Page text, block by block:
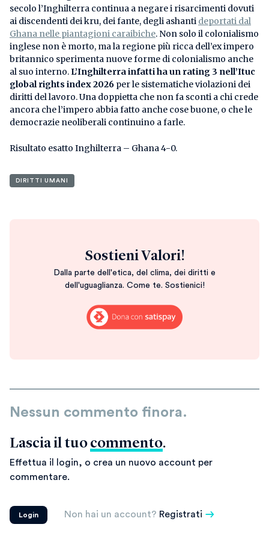
secolo l’Inghilterra continua a negare i risarcimenti dovuti
ai discendenti dei kru, dei fante, degli ashanti deportati dal
Ghana nelle piantagioni caraibiche. Non solo il colonialismo
inglese non è morto, ma la regione più ricca dell’ex impero
britannico sperimenta nuove forme di colonialismo anche
al suo interno. L’Inghilterra infatti ha un rating 3 nell’Ituc
global rights index 2026 per le sistematiche violazioni dei
diritti del lavoro. Una doppietta che non fa sconti a chi crede
ancora che l’impero abbia fatto anche cose buone, o che le
democrazie neoliberali continuino a farle.
Risultato esatto Inghilterra – Ghana 4-0.
DIRITTI UMANI
Sostieni Valori!
Dalla parte dell'etica, del clima, dei diritti e
dell'uguaglianza. Come te. Sostienici!
Nessun commento finora.
Lascia il tuo commento.
Effettua il login, o crea un nuovo account per
commentare.
Login Non hai un account? Registrati